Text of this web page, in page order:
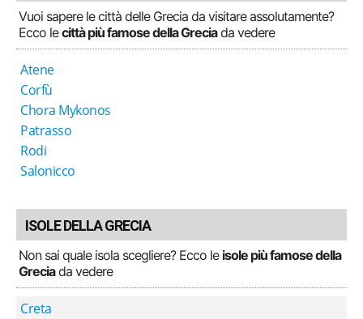
Vuoi sapere le città delle Grecia da visitare assolutamente?
Ecco lecittà più famose della Greciada vedere
Atene
Corfù
Chora Mykonos
Patrasso
Rodi
Salonicco
ISOLE DELLA GRECIA
Non sai quale isola scegliere? Ecco le isole più famose della
Greciada vedere
Creta